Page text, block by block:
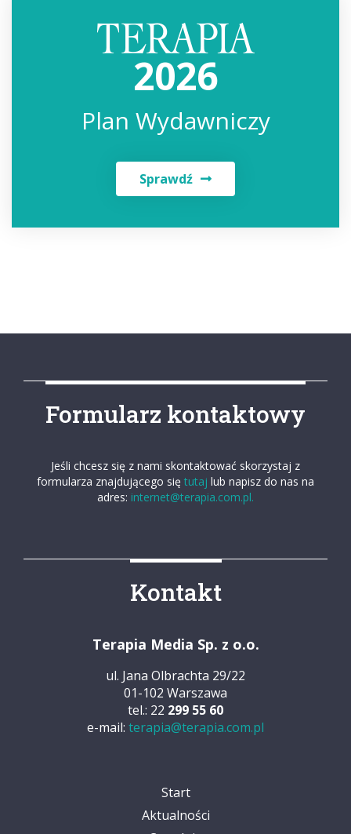
2026
Plan Wydawniczy
Sprawdź
Formularz kontaktowy
Jeśli chcesz się z nami skontaktować skorzystaj z
formularza znajdującego się tutaj lub napisz do nas na
adres: internet@terapia.com.pl.
Kontakt
Terapia Media Sp. z o.o.
ul. Jana Olbrachta 29/22
01-102 Warszawa
tel.: 22 299 55 60
e-mail: terapia@terapia.com.pl
Start
Aktualności